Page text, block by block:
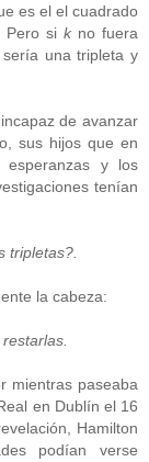
es el el cuadrado
Pero si k no fuera
una tripleta y
de avanzar
sus hijos que en
y los
tenían
tripletas?.
la cabeza:
mientras paseaba
en Dublín el 16
Hamilton
podían verse